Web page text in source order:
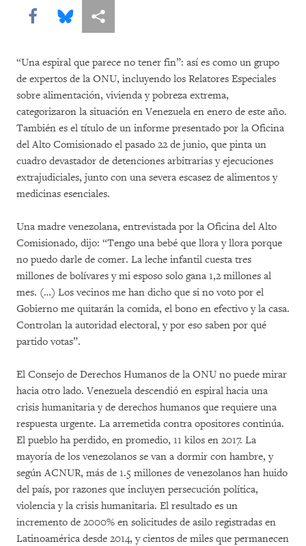
Share this via Facebook
Share this via Bluesky
Share this via Compartir
“Una espiral que parece no tener fin”: así es como un grupo
de expertos de la ONU, incluyendo los Relatores Especiales
sobre alimentación, vivienda y pobreza extrema,
categorizaron la situación en Venezuela en enero de este año.
También es el título de un informe presentado por la Oficina
del Alto Comisionado el pasado 22 de junio, que pinta un
cuadro devastador de detenciones arbitrarias y ejecuciones
extrajudiciales, junto con una severa escasez de alimentos y
medicinas esenciales.
Una madre venezolana, entrevistada por la Oficina del Alto
Comisionado, dijo: “Tengo una bebé que llora y llora porque
no puedo darle de comer. La leche infantil cuesta tres
millones de bolívares y mi esposo solo gana 1,2 millones al
mes. (…) Los vecinos me han dicho que si no voto por el
Gobierno me quitarán la comida, el bono en efectivo y la casa.
Controlan la autoridad electoral, y por eso saben por qué
partido votas”.
El Consejo de Derechos Humanos de la ONU no puede mirar
hacia otro lado. Venezuela descendió en espiral hacia una
crisis humanitaria y de derechos humanos que requiere una
respuesta urgente. La arremetida contra opositores continúa.
El pueblo ha perdido, en promedio, 11 kilos en 2017. La
mayoría de los venezolanos se van a dormir con hambre, y
según ACNUR, más de 1.5 millones de venezolanos han huido
del país, por razones que incluyen persecución política,
violencia y la crisis humanitaria. El resultado es un
incremento de 2000% en solicitudes de asilo registradas en
Latinoamérica desde 2014, y cientos de miles que permanecen